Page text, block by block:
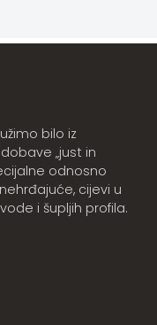
bilo iz
„just in
odnosno
cijevi u
i šupljih profila.